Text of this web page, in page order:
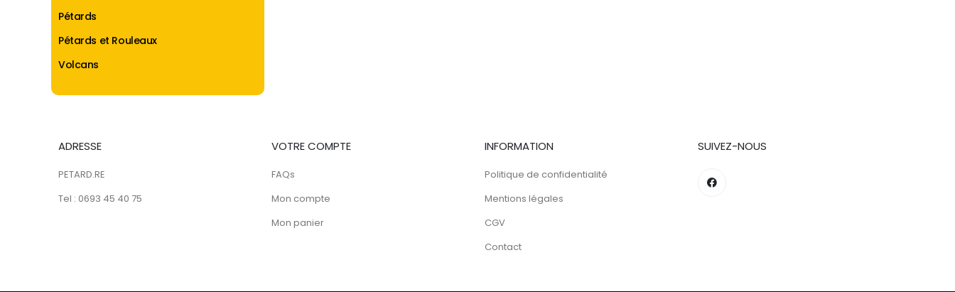
Pétards
Pétards et Rouleaux
Volcans
ADRESSE
PETARD.RE
Tel : 0693 45 40 75
VOTRE COMPTE
FAQs
Mon compte
Mon panier
INFORMATION
Politique de confidentialité
Mentions légales
CGV
Contact
SUIVEZ-NOUS